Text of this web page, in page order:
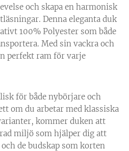
och skapa en harmonisk
Denna eleganta duk
100% Polyester som både
Med sin vackra och
perfekt ram för varje
för både nybörjare och
om du arbetar med klassiska
kommer duken att
miljö som hjälper dig att
de budskap som korten